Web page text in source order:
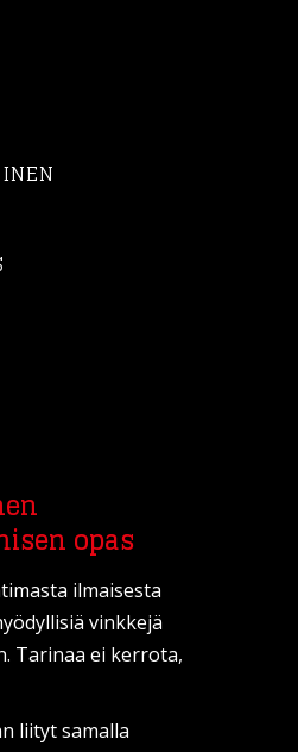
opas
ilmaisesta
vinkkejä
Tarinaa ei kerrota,
liityt samalla